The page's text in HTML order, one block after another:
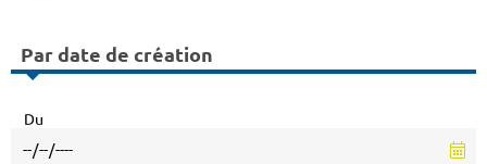
Par date de création
Du